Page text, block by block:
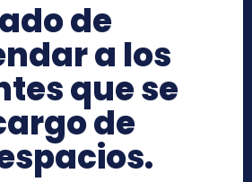
de
a los
que se
de